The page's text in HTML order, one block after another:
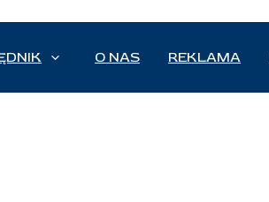
O NAS REKLAMA